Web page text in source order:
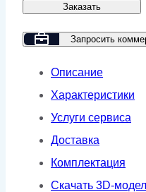
Заказать
Запросить
Описание
Характеристики
Услуги сервиса
Доставка
Комплектация
Скачать 3D-